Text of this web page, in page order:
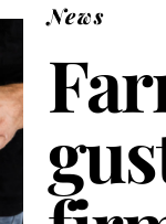
News